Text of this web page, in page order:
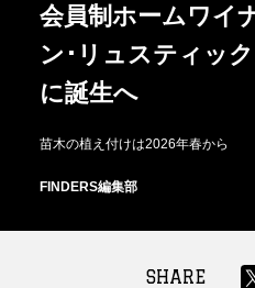
会員制ホームワイ
ン･リュスティッ
に誕生へ
苗木の植え付けは2026年春から
FINDERS編集部
SHARE